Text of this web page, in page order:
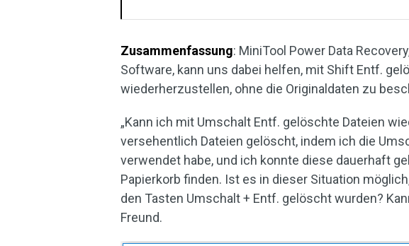
Zusammenfassung: MiniTool Power Data
Software, kann uns dabei helfen, mit Shift Entf.
wiederherzustellen, ohne die Originaldaten zu
„Kann ich mit Umschalt Entf. gelöschte Dateien
versehentlich Dateien gelöscht, indem ich die
verwendet habe, und ich konnte diese dauerhaft
Papierkorb finden. Ist es in dieser Situation
den Tasten Umschalt + Entf. gelöscht wurden?
Freund.